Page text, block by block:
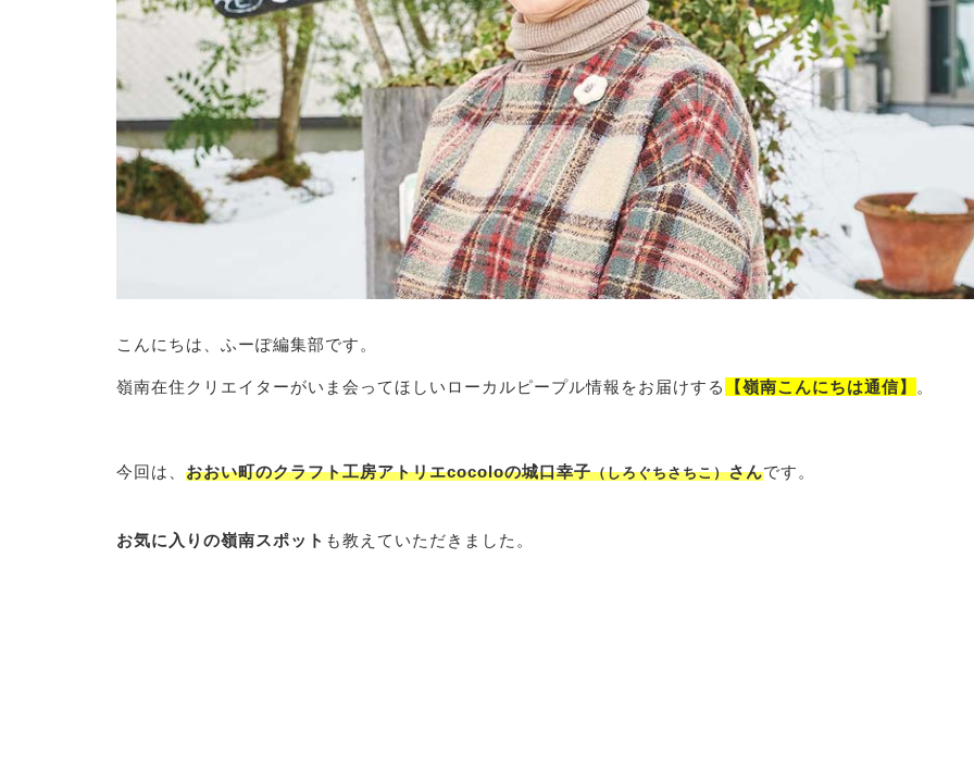
こんにちは、ふーぽ編集部です。
嶺南在住クリエイターがいま会ってほしいローカルピープル情報をお届けする 【嶺南こんにちは通信】 。
今回は、 おおい町のクラフト工房アトリエcocoloの城口幸子（しろぐちさちこ）さんです。
お気に入りの嶺南スポット も教えていただきました。